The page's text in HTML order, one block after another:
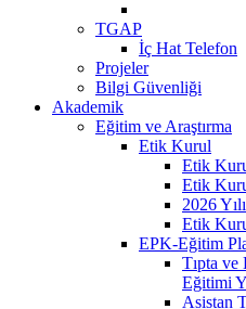
TGAP
İç Hat Telefon
Projeler
Bilgi Güvenliği
Akademik
Eğitim ve Araştırma
Etik Kurul
Etik
Etik
2026
Etik
EPK-Eğitim
Tıpta
Eğitimi
Asistan